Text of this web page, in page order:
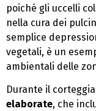
poiché gli uccelli
nella cura dei
semplice
vegetali, è un
ambientali delle
Durante il
elaborate, che